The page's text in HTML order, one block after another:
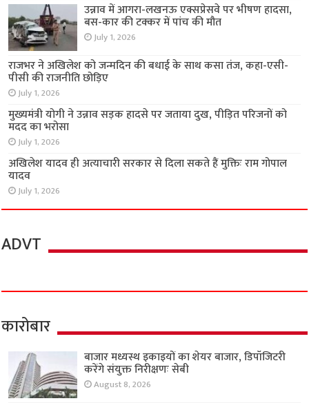
उन्नाव में आगरा-लखनऊ एक्सप्रेसवे पर भीषण हादसा,
बस-कार की टक्कर में पांच की मौत
July 1, 2026
राजभर ने अखिलेश को जन्मदिन की बधाई के साथ कसा तंज, कहा-एसी-
पीसी की राजनीति छोड़िए
July 1, 2026
मुख्यमंत्री योगी ने उन्नाव सड़क हादसे पर जताया दुख, पीड़ित परिजनों को
मदद का भरोसा
July 1, 2026
अखिलेश यादव ही अत्याचारी सरकार से दिला सकते हैं मुक्तिः राम गोपाल
यादव
July 1, 2026
ADVT
कारोबार
बाजार मध्यस्थ इकाइयों का शेयर बाजार, डिपॉजिटरी
करेंगे संयुक्त निरीक्षणः सेबी
August 8, 2026